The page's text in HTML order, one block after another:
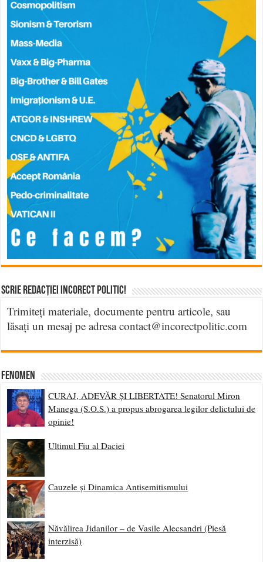
Scrie Redacției Incorect Politic!
Trimiteți materiale, documente pentru articole, sau
lăsați un mesaj pe adresa contact@incorectpolitic.com
Fenomen
CURAJ, ADEVĂR ȘI LIBERTATE! Senatorul Miron
Manega (S.O.S.) a propus abrogarea legilor delictului de
opinie!
Ultimul Fiu al Daciei
Cauzele și Dinamica Antisemitismului
Năvălirea Jidanilor – de Vasile Alecsandri (Piesă
interzisă)